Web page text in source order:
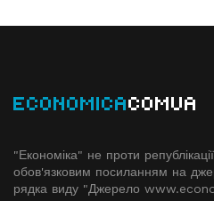
ECONOMICACOMUA
"Економіка" не проти
обов'язковим посиланням на
рядка виду "Джерело